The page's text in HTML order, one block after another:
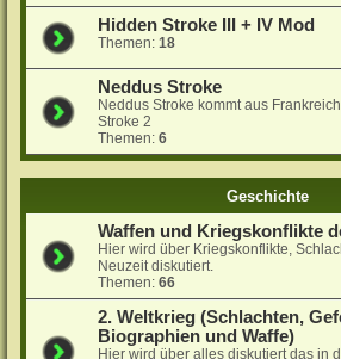
Hidden Stroke III + IV Mod
Themen:18
Neddus Stroke
Neddus Stroke kommt aus
Stroke 2
Themen:6
Geschichte
Waffen und Kriegskonflikte
Hier wird über Kriegskonflikte,
Neuzeit diskutiert.
Themen:66
2. Weltkrieg (Schlachten,
Biographien und Waffe)
Hier wird über alles diskutiert das in